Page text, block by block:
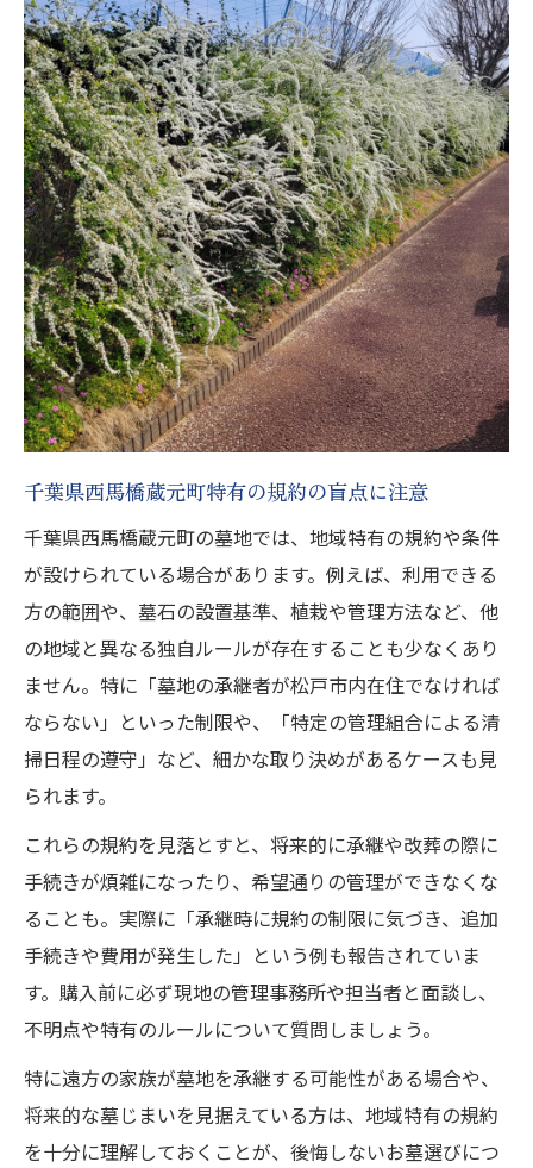
千葉県西馬橋蔵元町特有の規約の盲点に注意
千葉県西馬橋蔵元町の墓地では、地域特有の規約や条件
が設けられている場合があります。例えば、利用できる
方の範囲や、墓石の設置基準、植栽や管理方法など、他
の地域と異なる独自ルールが存在することも少なくあり
ません。特に「墓地の承継者が松戸市内在住でなければ
ならない」といった制限や、「特定の管理組合による清
掃日程の遵守」など、細かな取り決めがあるケースも見
られます。
これらの規約を見落とすと、将来的に承継や改葬の際に
手続きが煩雑になったり、希望通りの管理ができなくな
ることも。実際に「承継時に規約の制限に気づき、追加
手続きや費用が発生した」という例も報告されていま
す。購入前に必ず現地の管理事務所や担当者と面談し、
不明点や特有のルールについて質問しましょう。
特に遠方の家族が墓地を承継する可能性がある場合や、
将来的な墓じまいを見据えている方は、地域特有の規約
を十分に理解しておくことが、後悔しないお墓選びにつ